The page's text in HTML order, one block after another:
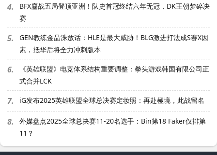
4.
BFX鏖战五局登顶亚洲！队史首冠终结六年无冠，DK王朝梦碎决
赛
5.
GEN教练金晶洙放话：HLE是最大威胁！BLG激进打法成S赛X因
素，抵华后将全力冲刺版本
6.
《英雄联盟》电竞体系结构重要调整：拳头游戏韩国有限公司正
式合并LCK
7. iG发布2025英雄联盟全球总决赛定妆照：再赴極境，此战留名
8.
外媒盘点2025全球总决赛11-20名选手：Bin第18 Faker仅排第
11？